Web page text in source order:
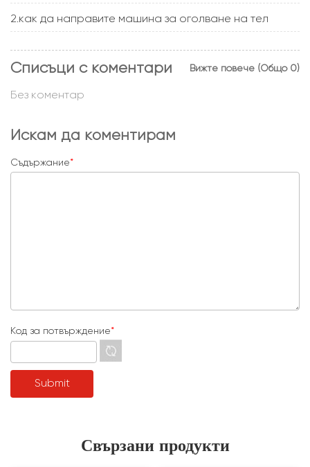
2.как да направите машина за оголване на тел
Вижте повече (Общо 0)
Списъци с коментари
Без коментар
Искам да коментирам
Съдържание*
Код за потвърждение*
Свързани продукти